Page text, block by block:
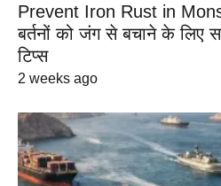
Prevent Iron Rust in
बर्तनों को जंग से बचाने के लिए
टिप्स
2 weeks ago